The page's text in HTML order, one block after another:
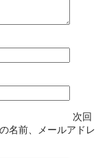
次回
名前、メールアドレ